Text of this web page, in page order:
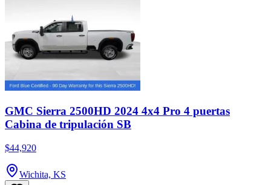
GMC Sierra 2500HD 2024 4x4 Pro 4 puertas
Cabina de tripulación SB
$44,920
Wichita, KS